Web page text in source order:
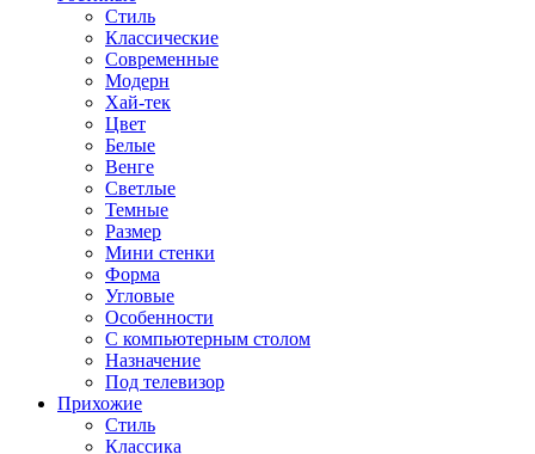
Стиль
Классические
Современные
Модерн
Хай-тек
Цвет
Белые
Венге
Светлые
Темные
Размер
Мини стенки
Форма
Угловые
Особенности
С компьютерным столом
Назначение
Под телевизор
Прихожие
Стиль
Классика